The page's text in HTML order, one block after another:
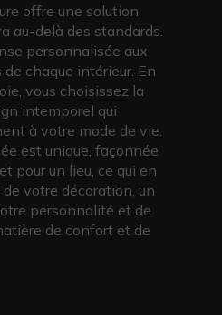
offre une solution
au-delà des standards.
personnalisée aux
chaque intérieur. En
vous choisissez la
intemporel qui
à votre mode de vie.
est unique, façonnée
pour un lieu, ce qui en
votre décoration, un
personnalité et de
de confort et de